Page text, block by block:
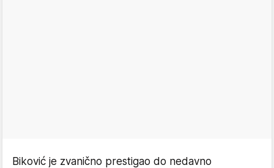
Biković je zvanično prestigao do nedavno